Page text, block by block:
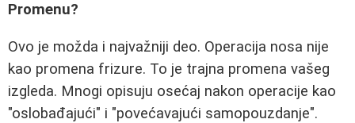
Promenu?
Ovo je možda i najvažniji deo. Operacija nosa nije
kao promena frizure. To je trajna promena vašeg
izgleda. Mnogi opisuju osećaj nakon operacije kao
"oslobađajući" i "povećavajući samopouzdanje".